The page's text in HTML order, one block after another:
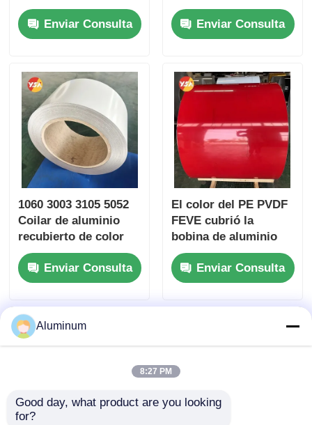
de Color Poliéster
PVDF Bobina de
Fluorocarbono
Intemperie Anti-
decoloración
Garantía de 25 Años
para Revestimiento
de Fachadas de
Edificios y Envoltura
de Tuberías
Enviar Consulta
azul 0,2-6,0 mm
resistente a los rayos
UV para
paredes Aislamiento
de tuberías de techo
Envoltura de muebles
Enviar Consulta
1060 3003 3105 5052
Coilar de aluminio
recubierto de color
RAL Color de
persiana de rodillo
Decoración de
Enviar Consulta
El color del PE PVDF
FEVE cubrió la
bobina de aluminio
1050 1060 3004 3005
resistentes
ULTRAVIOLETA de la
Enviar Consulta
Aluminum
8:27 PM
Good day, what product are you looking
for?